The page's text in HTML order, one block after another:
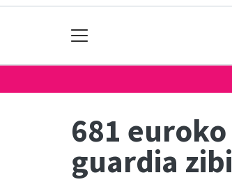
681
guardia